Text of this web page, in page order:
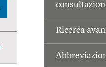
Ricerca